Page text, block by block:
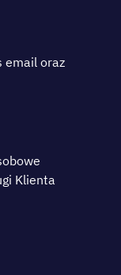
еmаіl оrаz
Klіеntа